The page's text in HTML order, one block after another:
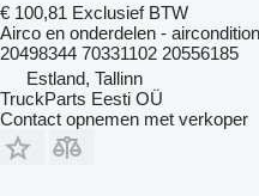
€ 100,81 Exclusief BTW
Airco en onderdelen -
20498344 70331102 20556185
Estland, Tallinn
TruckParts Eesti OÜ
Contact opnemen met verkoper